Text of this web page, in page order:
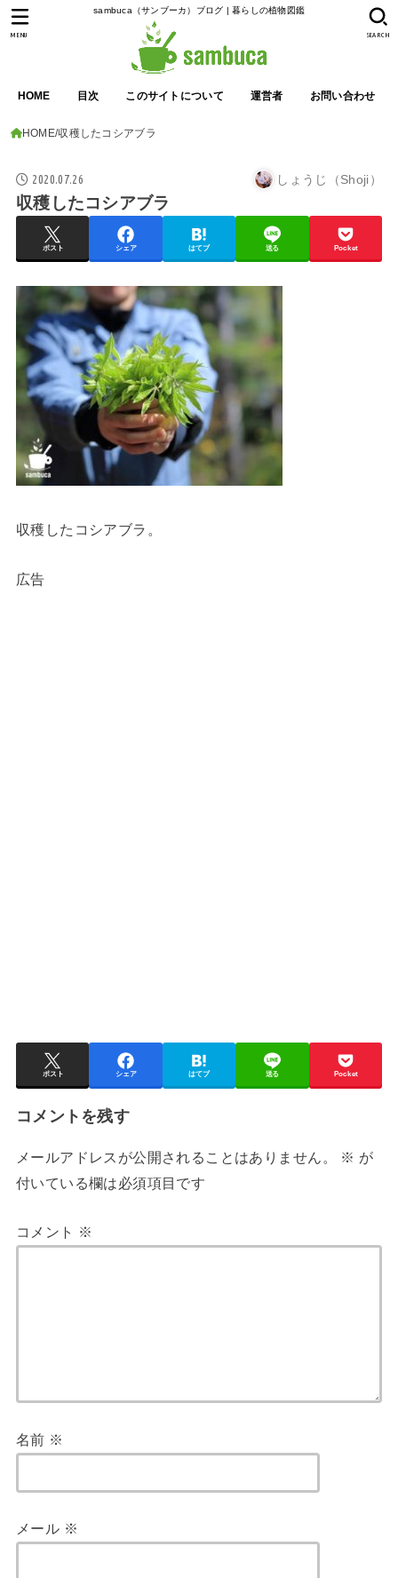
sambuca（サンブーカ）ブログ | 暮らしの植物図鑑
HOME 目次 このサイトについて 運営者 お問い合わせ
SEARCH
MENU
HOME 収穫したコシアブラ
2020.07.26 しょうじ（Shoji）
収穫したコシアブラ
ポスト シェア はてブ 送る Pocket
収穫したコシアブラ。
広告
ポスト シェア はてブ 送る Pocket
コメントを残す
メールアドレスが公開されることはありません。 ※ が
付いている欄は必須項目です
コメント ※
名前 ※
メール ※